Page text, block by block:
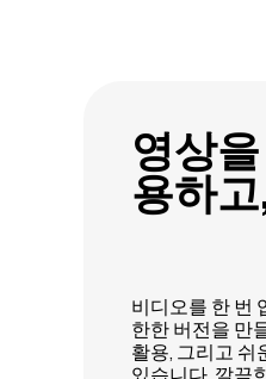
영상
용하
비디오를 한 번
한한 버전을 만
활용, 그리고 쉬
있습니다. 깔끔